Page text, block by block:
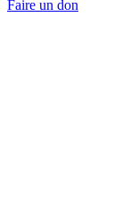
Faire un don